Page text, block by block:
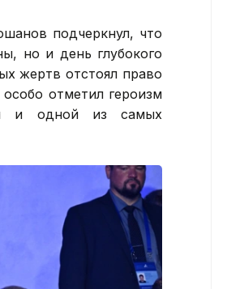
подчеркнул, что
но и день глубокого
жертв отстоял право
отметил героизм
и одной из самых